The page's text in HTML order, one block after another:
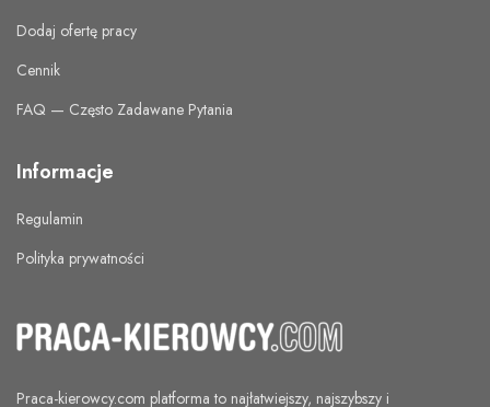
Dodaj ofertę pracy
Cennik
FAQ — Często Zadawane Pytania
Informacje
Regulamin
Polityka prywatności
Praca-kierowcy.com platforma to najłatwiejszy, najszybszy i